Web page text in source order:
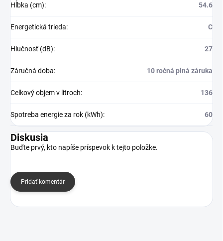
Hĺbka (cm): 54.6
Energetická trieda: C
Hlučnosť (dB): 27
Záručná doba: 10 ročná plná záruka
Celkový objem v litroch: 136
Spotreba energie za rok (kWh): 60
Diskusia
Buďte prvý, kto napíše príspevok k tejto položke.
Pridať komentár